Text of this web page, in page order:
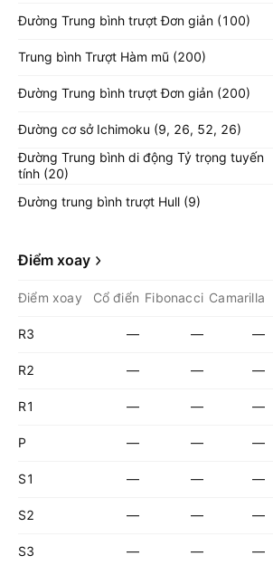
Đường Trung bình trượt Đơn giản (100)
Trung bình Trượt Hàm mũ (200)
Đường Trung bình trượt Đơn giản (200)
Đường cơ sở Ichimoku (9, 26, 52, 26)
Đường Trung bình di động Tỷ trọng tuyến
tính (20)
Đường trung bình trượt Hull (9)
Điểm xoay
Điểm xoay Cổ điển Fibonacci Camarilla
R3 — — —
R2 — — —
R1 — — —
P — — —
S1 — — —
S2 — — —
S3 — — —